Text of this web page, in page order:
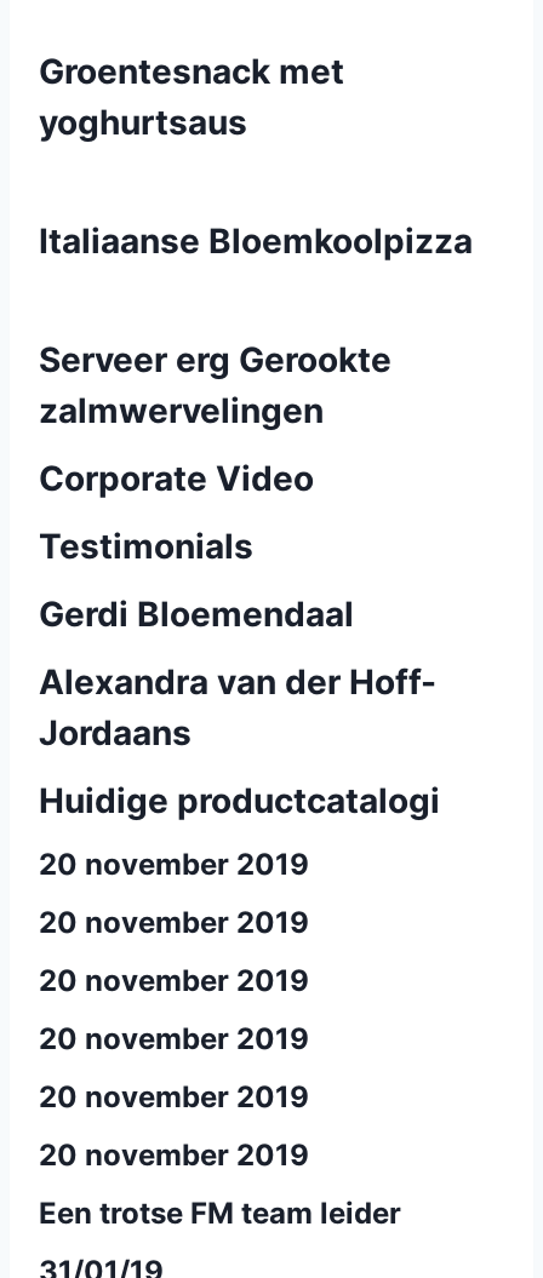
Groentesnack met
yoghurtsaus
Italiaanse Bloemkoolpizza
Serveer erg Gerookte
zalmwervelingen
Corporate Video
Testimonials
Gerdi Bloemendaal
Alexandra van der Hoff-
Jordaans
Huidige productcatalogi
20 november 2019
20 november 2019
20 november 2019
20 november 2019
20 november 2019
20 november 2019
Een trotse FM team leider